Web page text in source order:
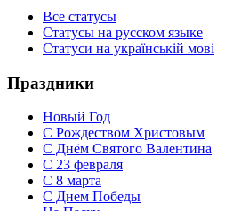
Все статусы
Статусы на русском языке
Статуси на українській мові
Праздники
Новый Год
С Рождеством Христовым
С Днём Святого Валентина
С 23 февраля
C 8 марта
С Днем Победы